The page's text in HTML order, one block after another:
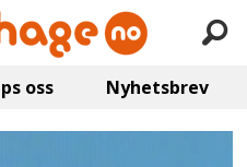
oss Nyhetsbrev